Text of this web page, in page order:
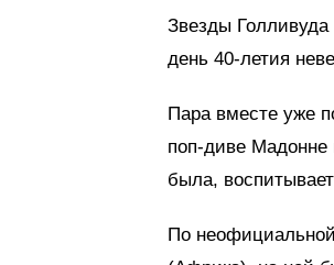
Звезды
день 40-летия
Пара вместе уже
поп-диве
была,
По